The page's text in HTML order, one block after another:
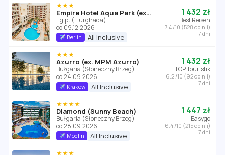
★★★
Empire Hotel Aqua Park (ex. Triton Empire Hotel Hurghada)
Egipt (Hurghada)
od 09.12.2026
Berlin All Inclusive
1 432 zł
Best Reisen
7.4 /10 (528 opinii)
7 dni
★★★
Azurro (ex. MPM Azurro)
Bułgaria (Słoneczny Brzeg)
od 24.09.2026
Kraków All Inclusive
1 432 zł
TOP Touristik
6.2 /10 (92 opinii)
7 dni
★★★★
Diamond (Sunny Beach)
Bułgaria (Słoneczny Brzeg)
od 28.09.2026
Modlin All Inclusive
1 447 zł
Easygo
6.4 /10 (215 opinii)
7 dni
★★★